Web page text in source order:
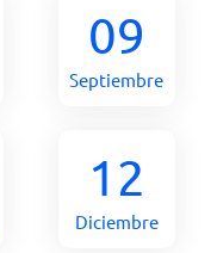
09
Septiembre
12
Diciembre